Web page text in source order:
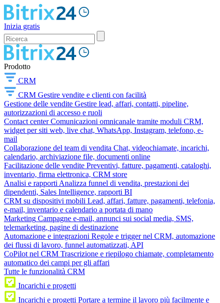
Inizia gratis
Prodotto
CRM
CRM Gestire vendite e clienti con facilità
Gestione delle vendite Gestire lead, affari, contatti, pipeline,
autorizzazioni di accesso e ruoli
Contact center Comunicazioni omnicanale tramite moduli CRM,
widget per siti web, live chat, WhatsApp, Instagram, telefono, e-
mail
Collaborazione del team di vendita Chat, videochiamate, incarichi,
calendario, archiviazione file, documenti online
Facilitazione delle vendite Preventivi, fatture, pagamenti, cataloghi,
inventario, firma elettronica, CRM store
Analisi e rapporti Analizza funnel di vendita, prestazioni dei
dipendenti, Sales Intelligence, rapporti BI
CRM su dispositivi mobili Lead, affari, fatture, pagamenti, telefonia,
e-mail, inventario e calendario a portata di mano
Marketing Campagne e-mail, annunci sui social media, SMS,
telemarketing, pagine di destinazione
Automazione e integrazioni Regole e trigger nel CRM, automazione
dei flussi di lavoro, funnel automatizzati, API
CoPilot nel CRM Trascrizione e riepilogo chiamate, completamento
automatico dei campi per gli affari
Tutte le funzionalità CRM
Incarichi e progetti
Incarichi e progetti Portare a termine il lavoro più facilmente e